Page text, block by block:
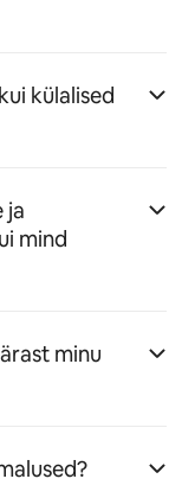
külalised
ja
mind
minu